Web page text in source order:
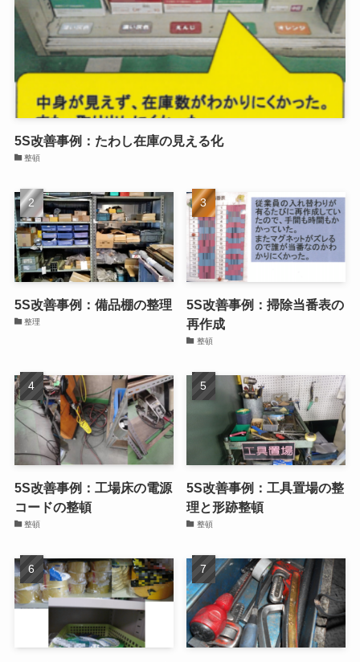
5S改善事例：たわし在庫の見える化
整頓
5S改善事例：備品棚の整理
整理
5S改善事例：掃除当番表の
再作成
整頓
5S改善事例：工場床の電源
コードの整頓
整頓
5S改善事例：工具置場の整
理と形跡整頓
整頓